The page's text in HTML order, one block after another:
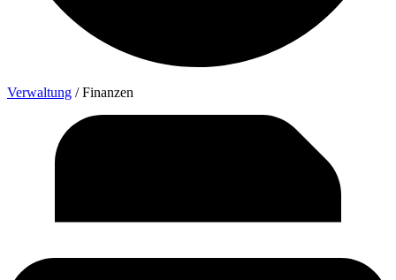
Ver­wal­tung /Finan­zen